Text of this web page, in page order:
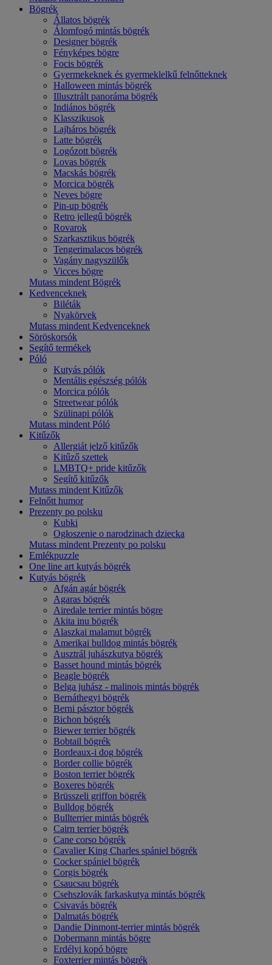
Bögrék
Állatos bögrék
Álomfogó mintás bögrék
Designer bögrék
Fényképes bögre
Focis bögrék
Gyermekeknek és gyermeklelkű felnőtteknek
Halloween mintás bögrék
Illusztrált panoráma bögrék
Indiános bögrék
Klasszikusok
Lajháros bögrék
Latte bögrék
Logózott bögrék
Lovas bögrék
Macskás bögrék
Morcica bögrék
Neves bögre
Pin-up bögrék
Retro jellegű bögrék
Rovarok
Szarkasztikus bögrék
Tengerimalacos bögrék
Vagány nagyszülők
Vicces bögre
Mutass mindent Bögrék
Kedvenceknek
Biléták
Nyakörvek
Mutass mindent Kedvenceknek
Söröskorsók
Segítő termékek
Póló
Kutyás pólók
Mentális egészség pólók
Morcica pólók
Streetwear pólók
Szülinapi pólók
Mutass mindent Póló
Kitűzők
Allergiát jelző kitűzők
Kitűző szettek
LMBTQ+ pride kitűzők
Segítő kitűzők
Mutass mindent Kitűzők
Felnőtt humor
Prezenty po polsku
Kubki
Ogłoszenie o narodzinach dziecka
Mutass mindent Prezenty po polsku
Emlékpuzzle
One line art kutyás bögrék
Kutyás bögrék
Afgán agár bögrék
Agaras bögrék
Airedale terrier mintás bögre
Akita inu bögrék
Alaszkai malamut bögrék
Amerikai bulldog mintás bögrék
Ausztrál juhászkutya bögrék
Basset hound mintás bögrék
Beagle bögrék
Belga juhász - malinois mintás bögrék
Bernáthegyi bögrék
Berni pásztor bögrék
Bichon bögrék
Biewer terrier bögrék
Bobtail bögrék
Bordeaux-i dog bögrék
Border collie bögrék
Boston terrier bögrék
Boxeres bögrék
Brüsszeli griffon bögrék
Bulldog bögrék
Bullterrier mintás bögrék
Cairn terrier bögrék
Cane corso bögrék
Cavalier King Charles spániel bögrék
Cocker spániel bögrék
Corgis bögrék
Csaucsau bögrék
Csehszlovák farkaskutya mintás bögrék
Csivavás bögrék
Dalmatás bögrék
Dandie Dinmont-terrier mintás bögrék
Dobermann mintás bögre
Erdélyi kopó bögre
Foxterrier mintás bögrék